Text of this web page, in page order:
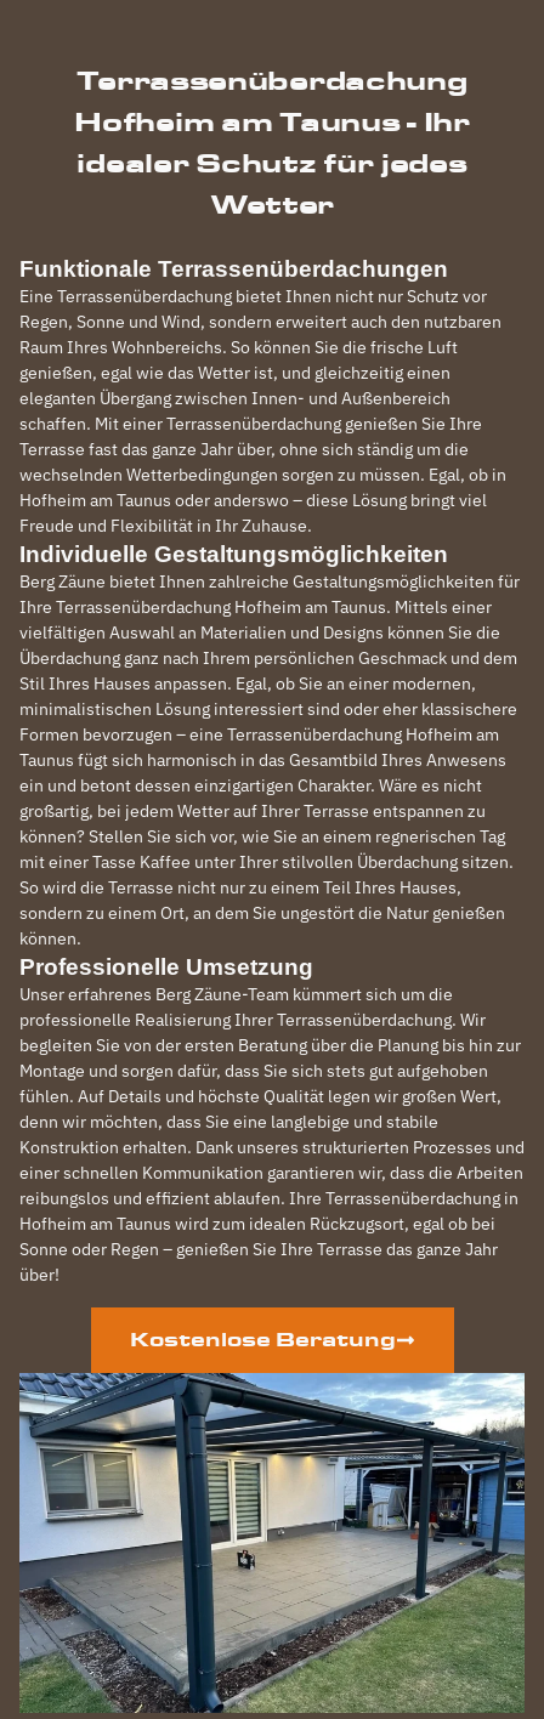
Terrassenüberdachung
Hofheim am Taunus - Ihr
idealer Schutz für jedes
Wetter
Funktionale Terrassenüberdachungen
Eine Terrassenüberdachung bietet Ihnen nicht nur Schutz vor
Regen, Sonne und Wind, sondern erweitert auch den nutzbaren
Raum Ihres Wohnbereichs. So können Sie die frische Luft
genießen, egal wie das Wetter ist, und gleichzeitig einen
eleganten Übergang zwischen Innen- und Außenbereich
schaffen. Mit einer Terrassenüberdachung genießen Sie Ihre
Terrasse fast das ganze Jahr über, ohne sich ständig um die
wechselnden Wetterbedingungen sorgen zu müssen. Egal, ob in
Hofheim am Taunus oder anderswo – diese Lösung bringt viel
Freude und Flexibilität in Ihr Zuhause.
Individuelle Gestaltungsmöglichkeiten
Berg Zäune bietet Ihnen zahlreiche Gestaltungsmöglichkeiten für
Ihre Terrassenüberdachung Hofheim am Taunus. Mittels einer
vielfältigen Auswahl an Materialien und Designs können Sie die
Überdachung ganz nach Ihrem persönlichen Geschmack und dem
Stil Ihres Hauses anpassen. Egal, ob Sie an einer modernen,
minimalistischen Lösung interessiert sind oder eher klassischere
Formen bevorzugen – eine Terrassenüberdachung Hofheim am
Taunus fügt sich harmonisch in das Gesamtbild Ihres Anwesens
ein und betont dessen einzigartigen Charakter. Wäre es nicht
großartig, bei jedem Wetter auf Ihrer Terrasse entspannen zu
können? Stellen Sie sich vor, wie Sie an einem regnerischen Tag
mit einer Tasse Kaffee unter Ihrer stilvollen Überdachung sitzen.
So wird die Terrasse nicht nur zu einem Teil Ihres Hauses,
sondern zu einem Ort, an dem Sie ungestört die Natur genießen
können.
Professionelle Umsetzung
Unser erfahrenes Berg Zäune-Team kümmert sich um die
professionelle Realisierung Ihrer Terrassenüberdachung. Wir
begleiten Sie von der ersten Beratung über die Planung bis hin zur
Montage und sorgen dafür, dass Sie sich stets gut aufgehoben
fühlen. Auf Details und höchste Qualität legen wir großen Wert,
denn wir möchten, dass Sie eine langlebige und stabile
Konstruktion erhalten. Dank unseres strukturierten Prozesses und
einer schnellen Kommunikation garantieren wir, dass die Arbeiten
reibungslos und effizient ablaufen. Ihre Terrassenüberdachung in
Hofheim am Taunus wird zum idealen Rückzugsort, egal ob bei
Sonne oder Regen – genießen Sie Ihre Terrasse das ganze Jahr
über!
Kostenlose Beratung